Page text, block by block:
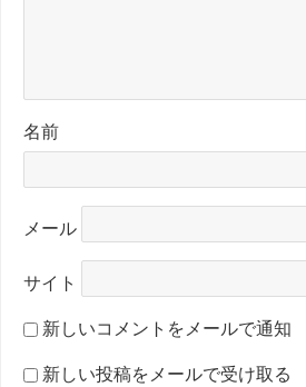
名前
メール
サイト
新しいコメントをメールで通知
新しい投稿をメールで受け取る